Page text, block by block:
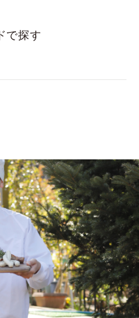
で探す